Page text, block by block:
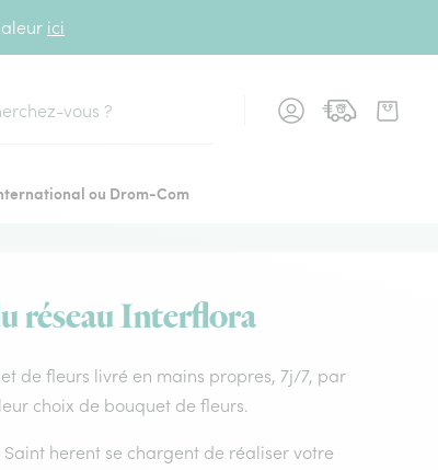
ici
ou Drom-Com
réseau Interflora
de fleurs livré en mains propres, 7j/7, par
choix de bouquet de fleurs.
herent se chargent de réaliser votre